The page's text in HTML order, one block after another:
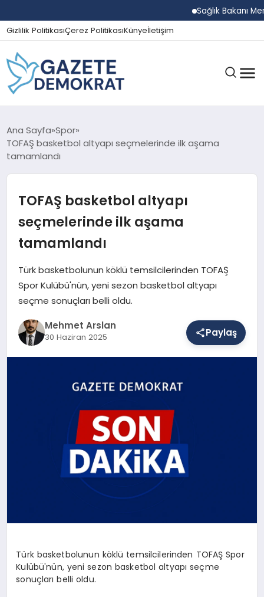
Sağlık Bakanı
Gizlilik PolitikasıÇerez PolitikasıKünyeİletişim
GÜNDEM
EKONOMI
SAĞLIK
EĞITIM
Ana Sayfa Spor
TOFAŞ basketbol altyapı seçmelerinde ilk aşama
tamamlandı
TOFAŞ basketbol altyapı
seçmelerinde ilk aşama
tamamlandı
Türk basketbolunun köklü temsilcilerinden TOFAŞ
Spor Kulübü'nün, yeni sezon basketbol altyapı
seçme sonuçları belli oldu.
Mehmet Arslan
30 Haziran 2025 Paylaş
Türk basketbolunun köklü temsilcilerinden TOFAŞ Spor
Kulübü'nün, yeni sezon basketbol altyapı seçme
sonuçları belli oldu.